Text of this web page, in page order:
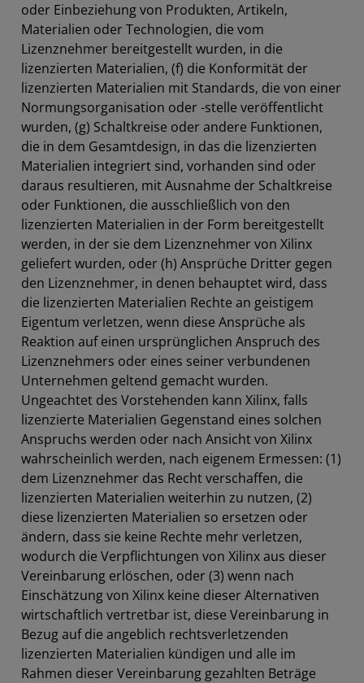
oder Einbeziehung von Produkten, Artikeln,
Materialien oder Technologien, die vom
Lizenznehmer bereitgestellt wurden, in die
lizenzierten Materialien, (f) die Konformität der
lizenzierten Materialien mit Standards, die von einer
Normungsorganisation oder -stelle veröffentlicht
wurden, (g) Schaltkreise oder andere Funktionen,
die in dem Gesamtdesign, in das die lizenzierten
Materialien integriert sind, vorhanden sind oder
daraus resultieren, mit Ausnahme der Schaltkreise
oder Funktionen, die ausschließlich von den
lizenzierten Materialien in der Form bereitgestellt
werden, in der sie dem Lizenznehmer von Xilinx
geliefert wurden, oder (h) Ansprüche Dritter gegen
den Lizenznehmer, in denen behauptet wird, dass
die lizenzierten Materialien Rechte an geistigem
Eigentum verletzen, wenn diese Ansprüche als
Reaktion auf einen ursprünglichen Anspruch des
Lizenznehmers oder eines seiner verbundenen
Unternehmen geltend gemacht wurden.
Ungeachtet des Vorstehenden kann Xilinx, falls
lizenzierte Materialien Gegenstand eines solchen
Anspruchs werden oder nach Ansicht von Xilinx
wahrscheinlich werden, nach eigenem Ermessen: (1)
dem Lizenznehmer das Recht verschaffen, die
lizenzierten Materialien weiterhin zu nutzen, (2)
diese lizenzierten Materialien so ersetzen oder
ändern, dass sie keine Rechte mehr verletzen,
wodurch die Verpflichtungen von Xilinx aus dieser
Vereinbarung erlöschen, oder (3) wenn nach
Einschätzung von Xilinx keine dieser Alternativen
wirtschaftlich vertretbar ist, diese Vereinbarung in
Bezug auf die angeblich rechtsverletzenden
lizenzierten Materialien kündigen und alle im
Rahmen dieser Vereinbarung gezahlten Beträge